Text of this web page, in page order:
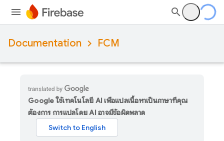
Documentation FCM
Google ใช้เทคโนโลยี AI เพื่อแปลเนื้อหาเป็นภาษาที่คุณ
ต้องการ การแปลโดย AI อาจมีข้อผิดพลาด